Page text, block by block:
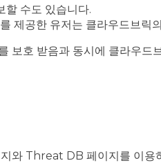
할 수도 있습니다.
제공한 유저는 클라우드브릭
보호 받음과 동시에 클라우
와 Threat DB 페이지를 이용